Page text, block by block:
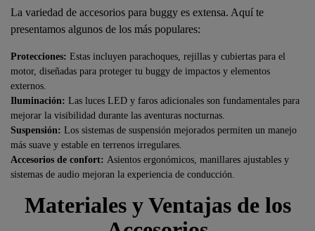
La variedad de accesorios para buggy es extensa. Aquí te
presentamos algunos de los más populares:
Protecciones: Estas incluyen parachoques, rejillas y cubiertas para el
motor, diseñadas para proteger tu buggy de impactos y elementos
externos.
Iluminación: Las luces LED y faros adicionales son fundamentales para
mejorar la visibilidad durante las aventuras nocturnas.
Suspensión: Los sistemas de suspensión mejorados permiten un manejo
más suave y estable en terrenos irregulares.
Accesorios de confort: Asientos ergonómicos, manillares ajustables y
sistemas de audio mejoran la experiencia de conducción.
Materiales y Ventajas de los